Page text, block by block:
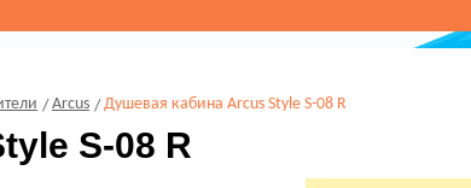
Arcus Душевая кабина Arcus Style S-08 R
S-08 R